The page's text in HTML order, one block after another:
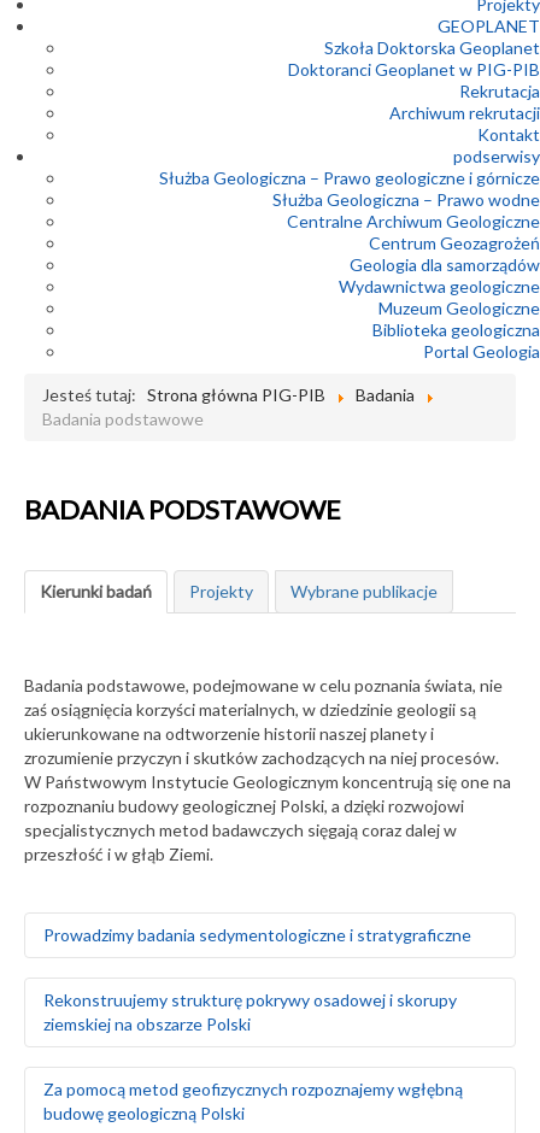
Projekty
GEOPLANET
Szkoła Doktorska Geoplanet
Doktoranci Geoplanet w PIG-PIB
Rekrutacja
Archiwum rekrutacji
Kontakt
podserwisy
Służba Geologiczna – Prawo geologiczne i górnicze
Służba Geologiczna – Prawo wodne
Centralne Archiwum Geologiczne
Centrum Geozagrożeń
Geologia dla samorządów
Wydawnictwa geologiczne
Muzeum Geologiczne
Biblioteka geologiczna
Portal Geologia
Jesteś tutaj: Strona główna PIG-PIB
Badania
Badania podstawowe
BADANIA PODSTAWOWE
Kierunki badań Projekty Wybrane publikacje
Badania podstawowe, podejmowane w celu poznania świata, nie
zaś osiągnięcia korzyści materialnych, w dziedzinie geologii są
ukierunkowane na odtworzenie historii naszej planety i
zrozumienie przyczyn i skutków zachodzących na niej procesów.
W Państwowym Instytucie Geologicznym koncentrują się one na
rozpoznaniu budowy geologicznej Polski, a dzięki rozwojowi
specjalistycznych metod badawczych sięgają coraz dalej w
przeszłość i w głąb Ziemi.
Prowadzimy badania sedymentologiczne i stratygraficzne
występujących na obszarze Polski i Europy, zarówno na
powierzchni ziemi, jak i głęboko pod nią
Za pomocą badań makrofaunistycznych,
makroflorystycznych, mikro- i makroplaeontologicznych
oraz palinologicznych określamy wiek skał
Tworzymy podziały litostratygraficzne stratygrafii
Rekonstruujemy strukturę pokrywy osadowej i skorupy
ziemskiej na obszarze Polski
podstawie analizy strukturalnej w odsłonięciach
powierzchniowych i otworach wiertniczych
Za pomocą metod geofizycznych rozpoznajemy wgłębną
budowę geologiczną Polski